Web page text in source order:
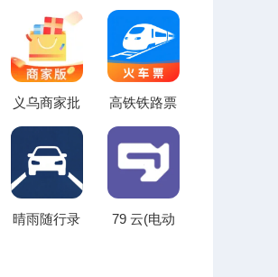
义乌商家批
手机版
高铁铁路票
出行查询工
具)
晴雨随行录
79 云(电动